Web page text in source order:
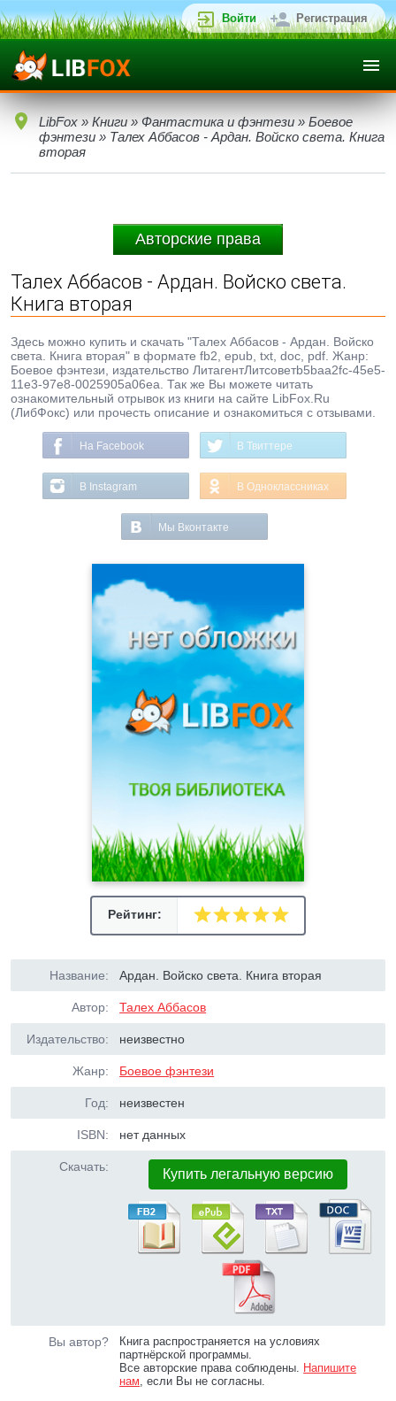
Войти Регистрация
LibFox » Книги » Фантастика и фэнтези » Боевое
фэнтези » Талех Аббасов - Ардан. Войско света. Книга
вторая
Авторские права
Талех Аббасов - Ардан. Войско света.
Книга вторая
Здесь можно купить и скачать "Талех Аббасов - Ардан. Войско
света. Книга вторая" в формате fb2, epub, txt, doc, pdf. Жанр:
Боевое фэнтези, издательство ЛитагентЛитсоветb5baa2fc-45e5-
11e3-97e8-0025905a06ea. Так же Вы можете читать
ознакомительный отрывок из книги на сайте LibFox.Ru
(ЛибФокс) или прочесть описание и ознакомиться с отзывами.
На Facebook В Твиттере
В Instagram В Одноклассниках
Мы Вконтакте
Рейтинг:
Название: Ардан. Войско света. Книга вторая
Автор: Талех Аббасов
Издательство: неизвестно
Жанр: Боевое фэнтези
Год: неизвестен
ISBN: нет данных
Скачать: Купить легальную версию
Вы автор?
Книга распространяется на условиях
партнёрской программы.
Все авторские права соблюдены. Напишите
нам, если Вы не согласны.